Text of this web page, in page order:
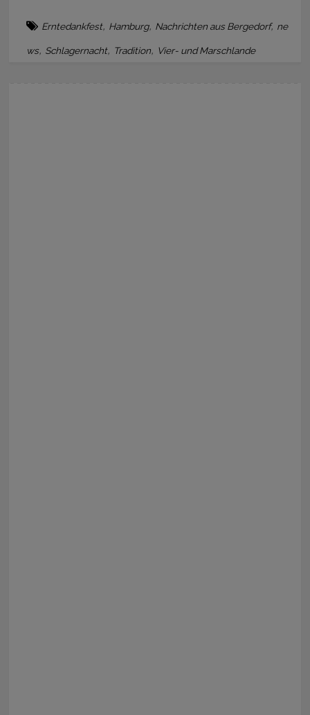
Erntedankfest, Hamburg, Nachrichten aus Bergedorf, ne
ws, Schlagernacht, Tradition, Vier- und Marschlande